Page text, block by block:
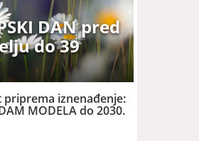
DAN pred
do 39
priprema iznenađenje:
MODELA do 2030.